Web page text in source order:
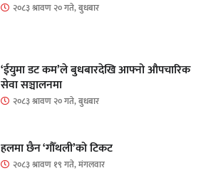
२०८३ श्रावण २० गते, बुधबार
‘ईयुमा डट कम’ले बुधबारदेखि आफ्नो औपचारिक
सेवा सञ्चालनमा
२०८३ श्रावण २० गते, बुधबार
हलमा छैन ‘गौँथली’को टिकट
२०८३ श्रावण १९ गते, मंगलवार